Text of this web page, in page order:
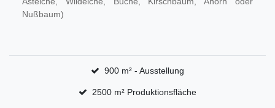
Nußbaum)
900 m² - Ausstellung
2500 m² Produktionsfläche